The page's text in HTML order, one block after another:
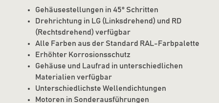
Gehäusestellungen in 45° Schritten
Drehrichtung in LG (Linksdrehend) und RD
(Rechtsdrehend) verfügbar
Alle Farben aus der Standard RAL-Farbpalette
Erhöhter Korrosionsschutz
Gehäuse und Laufrad in unterschiedlichen
Materialien verfügbar
Unterschiedlichste Wellendichtungen
Motoren in Sonderausführungen